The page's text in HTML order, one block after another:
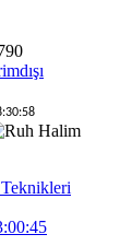
Teknikleri